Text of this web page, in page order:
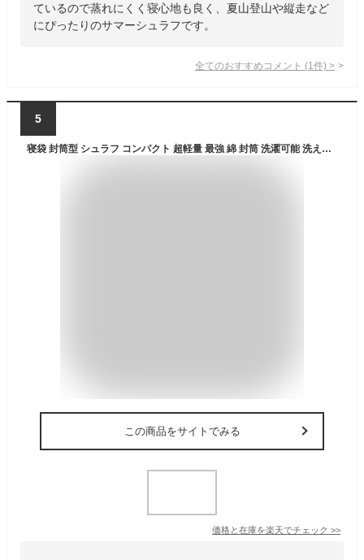
ているので蒸れにくく寝心地も良く、夏山登山や縦走など
にぴったりのサマーシュラフです。
全てのおすすめコメント (1 件) >
5
寝袋 封筒型 シュラフ コンパクト 超軽量 最強 綿 封筒 洗濯可能 洗える ねぶくろ 3 シーズン 春用 夏用 秋用 3シーズン 防災用 子供 コンパクト 車中泊 キャンプ アウトドア 山 来客用 軽量 収納袋 登山 防災 非常用 封筒型シュラフ 洗える寝袋 キャンプ用品 限界温度5度
この商品をサイトでみる
価格と在庫を楽天でチェック >>